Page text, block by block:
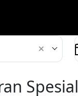
Spesial